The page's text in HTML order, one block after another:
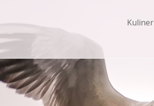
Kuliner